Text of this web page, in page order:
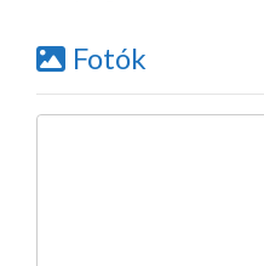
Fotók